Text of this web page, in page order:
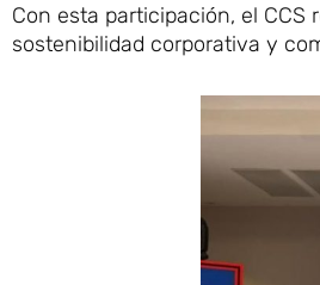
Con esta participación, el
sostenibilidad corporativa y